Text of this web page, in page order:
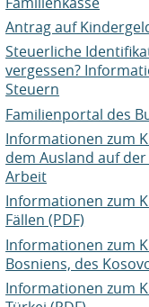
Antrag auf
Steuerliche
vergessen?
Steuern
Familienportal des
Informationen zum
dem Ausland auf
Arbeit
Informationen zum
Fällen (PDF)
Informationen zum
Bosniens, des
Informationen zum